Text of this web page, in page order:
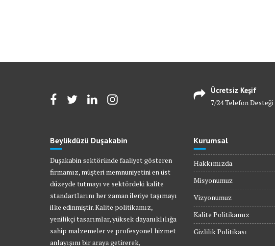
Ücretsiz Keşif
7/24 Telefon Desteği
Beylikdüzü Duşakabin
Duşakabin sektöründe faaliyet gösteren
firmamız, müşteri memnuniyetini en üst
düzeyde tutmayı ve sektördeki kalite
standartlarını her zaman ileriye taşımayı
ilke edinmiştir. Kalite politikamız,
yenilikçi tasarımlar, yüksek dayanıklılığa
sahip malzemeler ve profesyonel hizmet
anlayışını bir araya getirerek,
Kurumsal
Hakkımızda
Misyonumuz
Vizyonumuz
Kalite Politikamız
Gizlilik Politikası